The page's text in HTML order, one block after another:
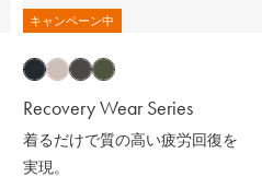
キャンペーン中
Recovery Wear Series
着るだけで質の高い疲労回復を
実現。